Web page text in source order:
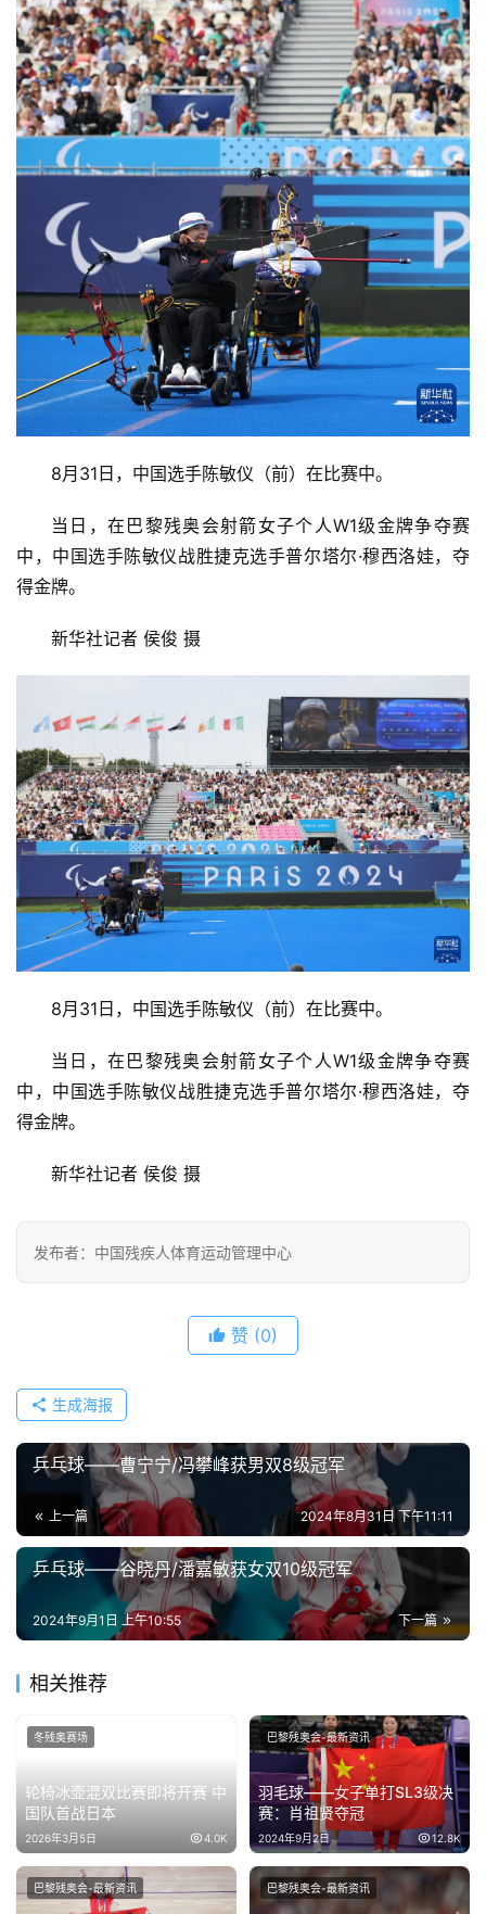
8月31日，中国选手陈敏仪（前）在比赛中。
当日，在巴黎残奥会射箭女子个人W1级金牌争夺赛
中，中国选手陈敏仪战胜捷克选手普尔塔尔·穆西洛娃，夺
得金牌。
新华社记者 侯俊 摄
8月31日，中国选手陈敏仪（前）在比赛中。
当日，在巴黎残奥会射箭女子个人W1级金牌争夺赛
中，中国选手陈敏仪战胜捷克选手普尔塔尔·穆西洛娃，夺
得金牌。
新华社记者 侯俊 摄
发布者：中国残疾人体育运动管理中心
赞 (0)
生成海报
乒乓球——曹宁宁/冯攀峰获男双8级冠军
上一篇 2024年8月31日 下午11:11
乒乓球——谷晓丹/潘嘉敏获女双10级冠军
下一篇
2024年9月1日 上午10:55
相关推荐
轮椅冰壶混双比赛即将开赛 中
国队首战日本
2026年3月5日 4.0K
冬残奥赛场
羽毛球——女子单打SL3级决
赛：肖祖贤夺冠
2024年9月2日 12.8K
巴黎残奥会-最新资讯
巴黎残奥会-最新资讯 巴黎残奥会-最新资讯